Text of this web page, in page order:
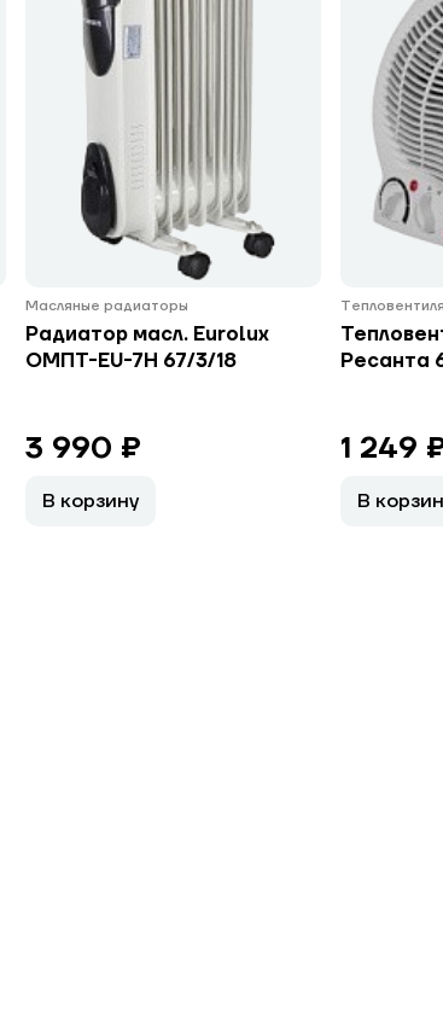
Масляные радиаторы
Радиатор масл. Eurolux
ОМПТ-EU-7Н 67/3/18
3 990 ₽
В корзину
Ресанта
1 249
В